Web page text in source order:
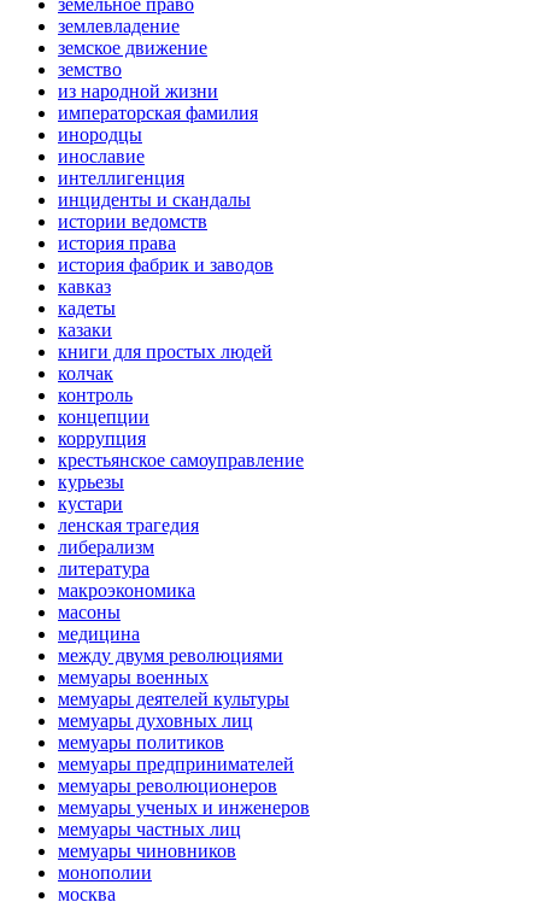
земельное право
землевладение
земское движение
земство
из народной жизни
императорская фамилия
инородцы
инославие
интеллигенция
инциденты и скандалы
истории ведомств
история права
история фабрик и заводов
кавказ
кадеты
казаки
книги для простых людей
колчак
контроль
концепции
коррупция
крестьянское самоуправление
курьезы
кустари
ленская трагедия
либерализм
литература
макроэкономика
масоны
медицина
между двумя революциями
мемуары военных
мемуары деятелей культуры
мемуары духовных лиц
мемуары политиков
мемуары предпринимателей
мемуары революционеров
мемуары ученых и инженеров
мемуары частных лиц
мемуары чиновников
монополии
москва